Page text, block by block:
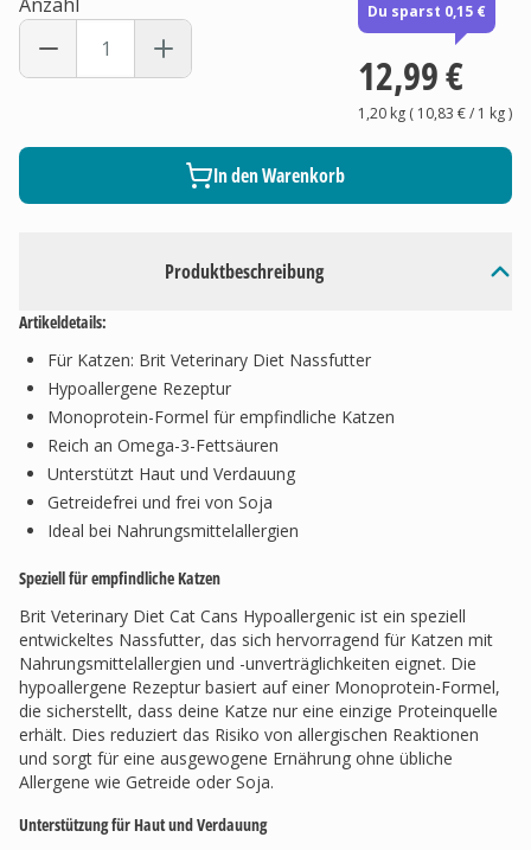
Produktbeschreibung
Artikeldetails:
Für Katzen: Brit Veterinary Diet Nassfutter
Hypoallergene Rezeptur
Monoprotein-Formel für empfindliche Katzen
Reich an Omega-3-Fettsäuren
Unterstützt Haut und Verdauung
Getreidefrei und frei von Soja
Ideal bei Nahrungsmittelallergien
Speziell für empfindliche Katzen
Brit Veterinary Diet Cat Cans Hypoallergenic ist ein speziell
entwickeltes Nassfutter, das sich hervorragend für Katzen mit
Nahrungsmittelallergien und -unverträglichkeiten eignet. Die
hypoallergene Rezeptur basiert auf einer Monoprotein-Formel,
die sicherstellt, dass deine Katze nur eine einzige Proteinquelle
erhält. Dies reduziert das Risiko von allergischen Reaktionen
und sorgt für eine ausgewogene Ernährung ohne übliche
Allergene wie Getreide oder Soja.
Unterstützung für Haut und Verdauung
Du sparst 0,15 €
12,99 €
1,20 kg( 10,83 €/ 1 kg)
In den Warenkorb